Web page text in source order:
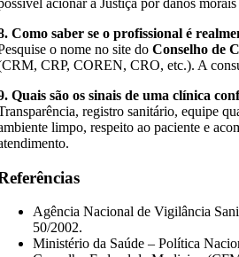
acionar a Justiça por danos morais
Como saber se o profissional é
o nome no site doConselho de
CRP, COREN, CRO, etc.). A
Quais são os sinais de uma clínica
registro sanitário, equipe
limpo, respeito ao paciente e
Agência Nacional de Vigilância
50/2002.
Ministério da Saúde – Política